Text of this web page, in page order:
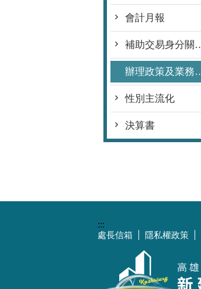
會計月報
補助交易身分關係揭露專區
辦理政策及業務宣導情形表
性別主流化
決算書
:::
處長信箱
隱私權政策